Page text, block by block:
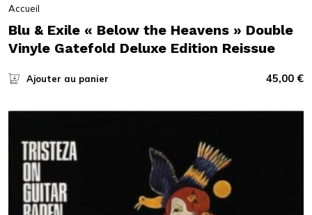
Accueil
Blu & Exile « Below the Heavens » Double
Vinyle Gatefold Deluxe Edition Reissue
Ajouter au panier 45,00 €